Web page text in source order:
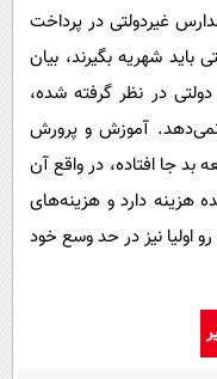
غیردولتی در پرداخت
شهریه بگیرند، بیان
در نظر گرفته شده،
آموزش و پرورش
بد جا افتاده، در واقع آن
هزینه دارد و هزینه‌های
اولیا نیز در حد وسع خود